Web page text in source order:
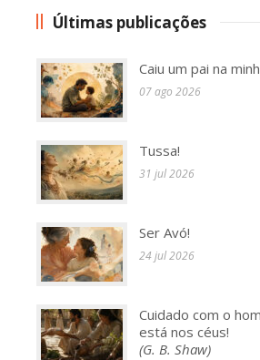
Últimas publicações
Caiu um pai na
07 ago 2026
Tussa!
31 jul 2026
Ser Avó!
24 jul 2026
Cuidado com o
está nos céus!
(G. B. Shaw)